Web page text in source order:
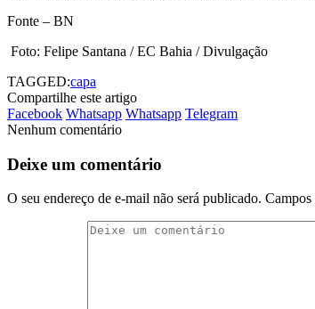
Fonte – BN
Foto: Felipe Santana / EC Bahia / Divulgação
TAGGED:capa
Compartilhe este artigo
Facebook Whatsapp Whatsapp Telegram
Nenhum comentário
Deixe um comentário
O seu endereço de e-mail não será publicado. Campos